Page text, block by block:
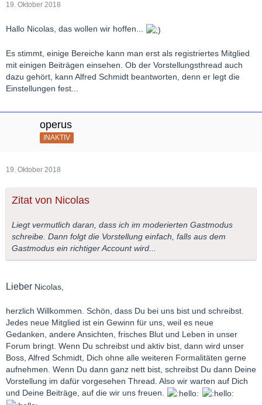
19. Oktober 2018
Hallo Nicolas, das wollen wir hoffen...
Es stimmt, einige Bereiche kann man erst als registriertes Mitglied
mit einigen Beiträgen einsehen. Ob der Vorstellungsthread auch
dazu gehört, kann Alfred Schmidt beantworten, denn er legt die
Einstellungen fest...
operus
INAKTIV
19. Oktober 2018
Zitat von Nicolas
Liegt vermutlich daran, dass ich im moderierten Gastmodus
schreibe. Dann folgt die Vorstellung einfach, falls aus dem
Gastmodus ein richtiger Account wird...
Lieber Nicolas,
herzlich Willkommen. Schön, dass Du bei uns bist und schreibst.
Jedes neue Mitglied ist ein Gewinn für uns, weil es neue
Gedanken, andere Ansichten, frisches Blut und Leben in unser
Forum bringt. Wenn Du schreibst und aktiv bist, dann wird unser
Boss, Alfred Schmidt, Dich ohne alle weiteren Formalitäten gerne
aufnehmen. Wenn Du dann ganz nett bist, schreibst Du dann Deine
Vorstellung im dafür vorgesehen Thread. Also wir warten auf Dich
und Deine Beiträge, auf die wir uns freuen.